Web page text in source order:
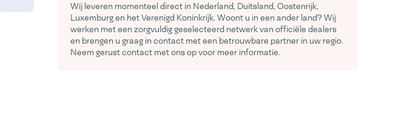
Wij leveren momenteel direct in Nederland, Duitsland, Oostenrijk,
Luxemburg en het Verenigd Koninkrijk. Woont u in een ander land? Wij
werken met een zorgvuldig geselecteerd netwerk van officiële dealers
en brengen u graag in contact met een betrouwbare partner in uw regio.
Neem gerust contact met ons op voor meer informatie.